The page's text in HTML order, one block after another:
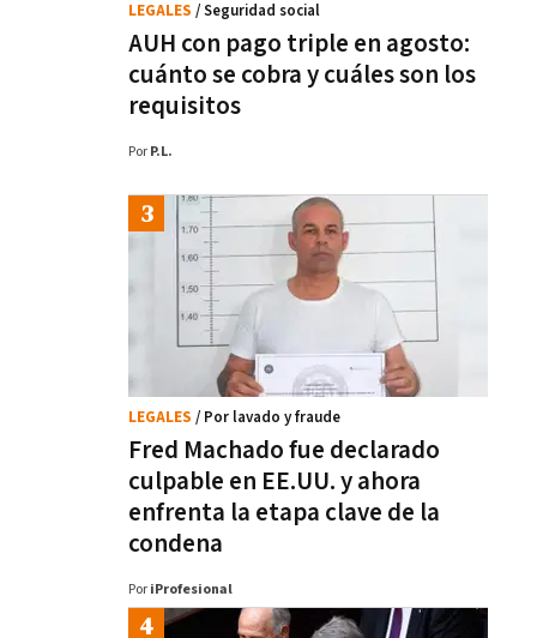
AUH con pago triple en agosto:
cuánto se cobra y cuáles son los
requisitos
LEGALES / Seguridad social
Por P.L.
Fred Machado fue declarado
culpable en EE.UU. y ahora
enfrenta la etapa clave de la
condena
LEGALES / Por lavado y fraude
Por iProfesional